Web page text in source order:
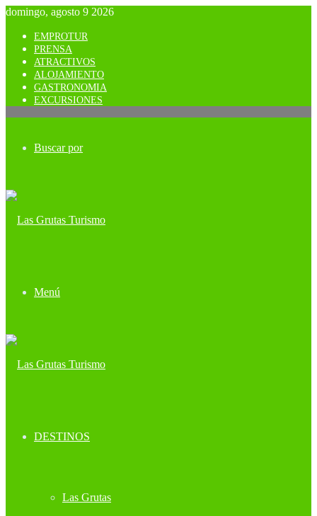
domingo, agosto 9 2026
EMPROTUR
PRENSA
ATRACTIVOS
ALOJAMIENTO
GASTRONOMIA
EXCURSIONES
Buscar por
Menú
DESTINOS
Las Grutas